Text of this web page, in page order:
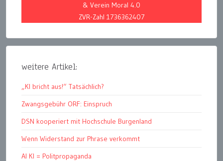
& Verein Moral 4.0
ZVR-Zahl 1736362407
weitere Artikel:
„KI bricht aus!“ Tatsächlich?
Zwangsgebühr ORF: Einspruch
DSN kooperiert mit Hochschule Burgenland
Wenn Widerstand zur Phrase verkommt
AI KI = Politpropaganda